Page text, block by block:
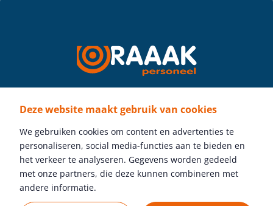
Deze website maakt gebruik van cookies
We gebruiken cookies om content en advertenties te
personaliseren, social media-functies aan te bieden en
het verkeer te analyseren. Gegevens worden gedeeld
met onze partners, die deze kunnen combineren met
andere informatie.
Volg ons
Gratis vacature plaatsen